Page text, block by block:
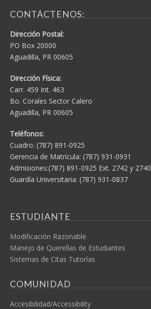
CONTÁCTENOS:
Dirección Postal:
PO Box 20000
Aguadilla, PR 00605
Dirección Física:
Carr. 459 Int. 463
Bo. Corales Sector Calero
Aguadilla, PR 00605
Teléfonos:
Cuadro: (787) 891-0925
Gerencia de Matrícula: (787) 931-0931
Admisiones:(787) 891-0925 Ext. 2742 y 2740
Guardía Universitaria: (787) 931-0837
ESTUDIANTE
Modificación Razonable
Manejo de Querellas de Estudiantes
Sistemas de Citas Tutorías
COMUNIDAD
Accesibilidad/Accessibility